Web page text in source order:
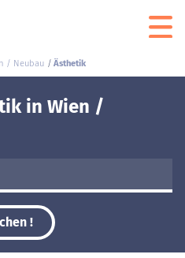
/ Neubau Ästhetik
in Wien /
!